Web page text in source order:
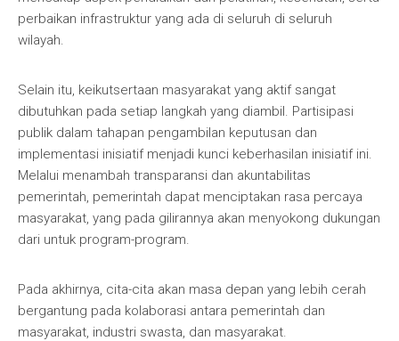
perbaikan infrastruktur yang ada di seluruh di seluruh
wilayah.
Selain itu, keikutsertaan masyarakat yang aktif sangat
dibutuhkan pada setiap langkah yang diambil. Partisipasi
publik dalam tahapan pengambilan keputusan dan
implementasi inisiatif menjadi kunci keberhasilan inisiatif ini.
Melalui menambah transparansi dan akuntabilitas
pemerintah, pemerintah dapat menciptakan rasa percaya
masyarakat, yang pada gilirannya akan menyokong dukungan
dari untuk program-program.
Pada akhirnya, cita-cita akan masa depan yang lebih cerah
bergantung pada kolaborasi antara pemerintah dan
masyarakat, industri swasta, dan masyarakat.